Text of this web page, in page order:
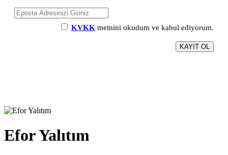
KVKK metnini okudum ve kabul ediyorum.
Efor Yalıtım